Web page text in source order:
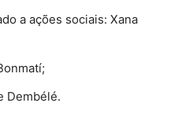
a ações sociais: Xana
Dembélé.